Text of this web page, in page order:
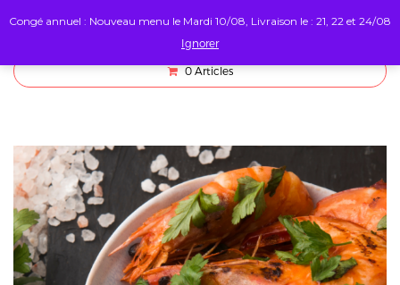
0 Articles
Congé annuel : Nouveau menu le Mardi 10/08, Livraison le : 21, 22 et 24/08
Ignorer